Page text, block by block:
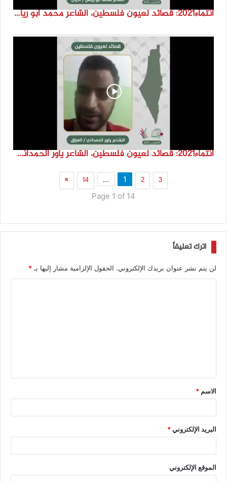
انتماء2021: قصائد لعيون فلسطين، الشاعر محمد ابو رياش، الاردن
انتماء2021: قصائد لعيون فلسطين، الشاعر ياور الحمداني، العراق
1 2 3
…
14
»
Page 1 of 14
اترك تعليقاً
لن يتم نشر عنوان بريدك الإلكتروني. الحقول الإلزامية مشار إليها بـ *
الاسم *
البريد الإلكتروني*
الموقع الإلكتروني